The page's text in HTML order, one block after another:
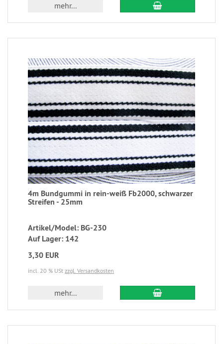
mehr...
4m Bundgummi in rein-weiß Fb2000, schwarzer
Streifen - 25mm
Artikel/Model: BG-230
Auf Lager: 142
3,30 EUR
incl. 20 % USt zzgl. Versandkosten
mehr...